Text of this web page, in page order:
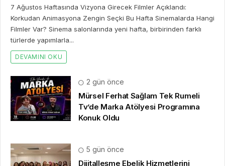
7 Ağustos Haftasında Vizyona Girecek Filmler Açıklandı:
Korkudan Animasyona Zengin Seçki Bu Hafta Sinemalarda Hangi
Filmler Var? Sinema salonlarında yeni hafta, birbirinden farklı
türlerde yapımlarla...
DEVAMINI OKU
2 gün önce
Mürsel Ferhat Sağlam Tek Rumeli
Tv’de Marka Atölyesi Programına
Konuk Oldu
5 gün önce
Dijitalleşme Ebelik Hizmetlerini